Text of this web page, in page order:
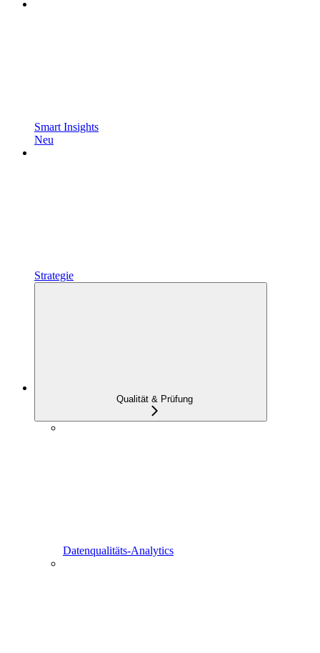
Smart Insights
Neu
Strategie
Qualität & Prüfung
Datenqualitäts-Analytics